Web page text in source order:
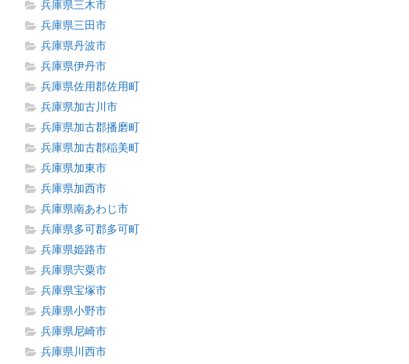
兵庫県三木市
兵庫県三田市
兵庫県丹波市
兵庫県伊丹市
兵庫県佐用郡佐用町
兵庫県加古川市
兵庫県加古郡播磨町
兵庫県加古郡稲美町
兵庫県加東市
兵庫県加西市
兵庫県南あわじ市
兵庫県多可郡多可町
兵庫県姫路市
兵庫県宍粟市
兵庫県宝塚市
兵庫県小野市
兵庫県尼崎市
兵庫県川西市